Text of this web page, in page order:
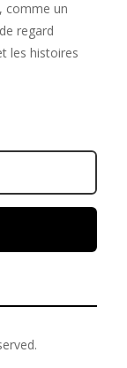
comme un
regard
les histoires